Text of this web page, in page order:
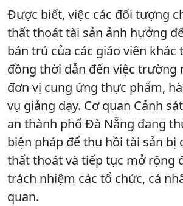
Được biết, việc các đối tượng
thất thoát tài sản ảnh hưởng
bán trú của các giáo viên
đồng thời dẫn đến việc trường
đơn vị cung ứng thực phẩm,
vụ giảng dạy. Cơ quan Cảnh
an thành phố Đà Nẵng đang
biện pháp để thu hồi tài sản bị
thất thoát và tiếp tục mở rộng
trách nhiệm các tổ chức, cá
quan.